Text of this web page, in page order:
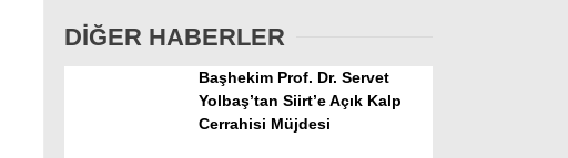
DİĞER HABERLER
Başhekim Prof. Dr. Servet
Yolbaş’tan Siirt’e Açık Kalp
Cerrahisi Müjdesi